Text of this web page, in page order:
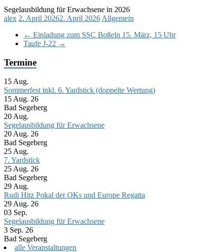
Segelausbildung für Erwachsene in 2026
alex 2. April 20262. April 2026 Allgemein
← Einladung zum SSC Boßeln 15. März, 15 Uhr
Taufe J-22 →
Termine
15 Aug.
Sommerfest inkl. 6. Yardstick (doppelte Wertung)
15 Aug. 26
Bad Segeberg
20 Aug.
Segelausbildung für Erwachsene
20 Aug. 26
Bad Segeberg
25 Aug.
7. Yardstick
25 Aug. 26
Bad Segeberg
29 Aug.
Rudi Hitz Pokal der OKs und Europe Regatta
29 Aug. 26
03 Sep.
Segelausbildung für Erwachsene
3 Sep. 26
Bad Segeberg
alle Veranstaltungen